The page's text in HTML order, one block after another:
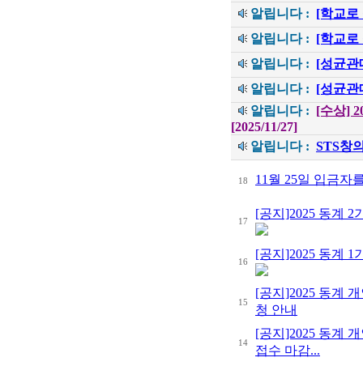
알립니다 : [학교로
알립니다 : [학교로
알립니다 : [성균관
알립니다 : [성균관
알립니다 : [수상]
[2025/11/27]
알립니다 : STS창
18 11월 25일 입금자
17
[공지]2025 동계 2
16
[공지]2025 동계 1
15
[공지]2025 동계
청 안내
14
[공지]2025 동계
접수 마감...